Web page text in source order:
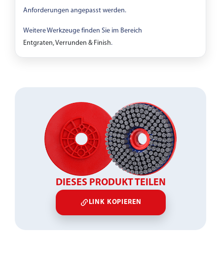
Anforderungen angepasst werden.
Weitere Werkzeuge finden Sie im Bereich
Entgraten, Verrunden & Finish.
DIESES PRODUKT TEILEN
LINK KOPIEREN